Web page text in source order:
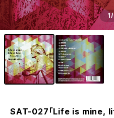
1
SAT-027「Life is mine,